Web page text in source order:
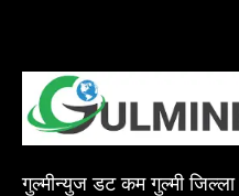
गुल्मीन्युज डट कम गुल्मी जिल्ला